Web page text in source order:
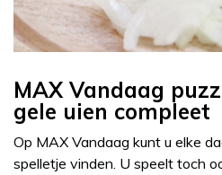
MAX Vandaag
gele uien compleet
Op MAX Vandaag kunt u elke
spelletje vinden. U speelt toch